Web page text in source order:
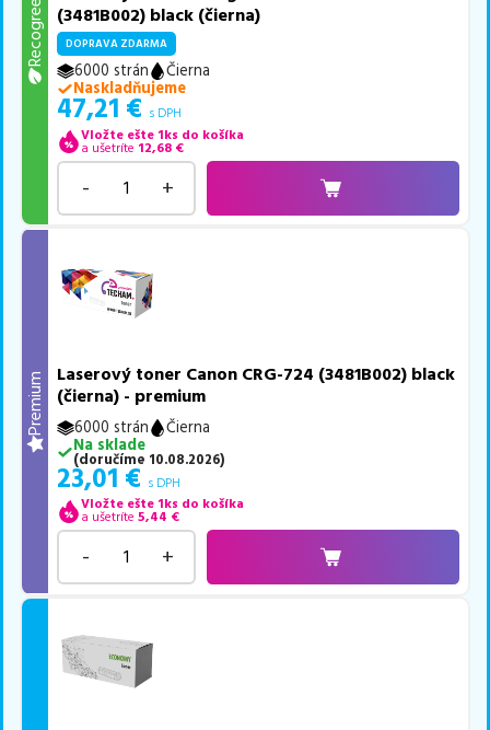
Recogreen (3481B002) black (čierna)
DOPRAVA ZDARMA
6000 strán
Čierna
Naskladňujeme
47,21 € s DPH
Vložte ešte 1ks do košíka
a ušetríte 12,68 €
- +
Premium
Laserový toner Canon CRG-724 (3481B002) black
(čierna) - premium
6000 strán
Čierna
Na sklade
(doručíme 10.08.2026)
23,01 € s DPH
Vložte ešte 1ks do košíka
a ušetríte 5,44 €
- +